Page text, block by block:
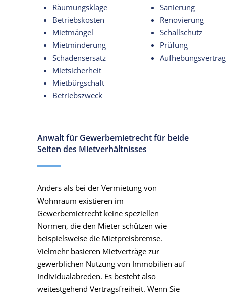
Räumungsklage
Betriebskosten
Mietmängel
Mietminderung
Schadensersatz
Mietsicherheit
Mietbürgschaft
Betriebszweck
Sanierung
Renovierung
Schallschutz
Prüfung
Aufhebungsvertrag
Anwalt für Gewerbemietrecht für beide
Seiten des Mietverhältnisses
Anders als bei der Vermietung von
Wohnraum existieren im
Gewerbemietrecht keine speziellen
Normen, die den Mieter schützen wie
beispielsweise die Mietpreisbremse.
Vielmehr basieren Mietverträge zur
gewerblichen Nutzung von Immobilien auf
Individualabreden. Es besteht also
weitestgehend Vertragsfreiheit. Wenn Sie